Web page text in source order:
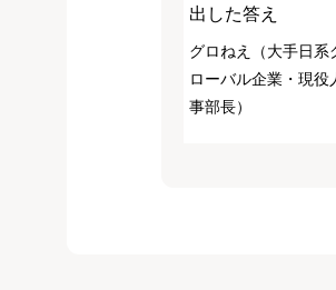
出した答え
グロねえ（大手日系
ローバル企業・現役
事部長）